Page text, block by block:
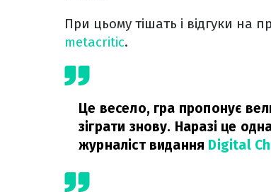
При цьому тішать і відгуки на
metacritic.
Це весело, гра пропонує
зіграти знову. Наразі це
журналіст видання Digital